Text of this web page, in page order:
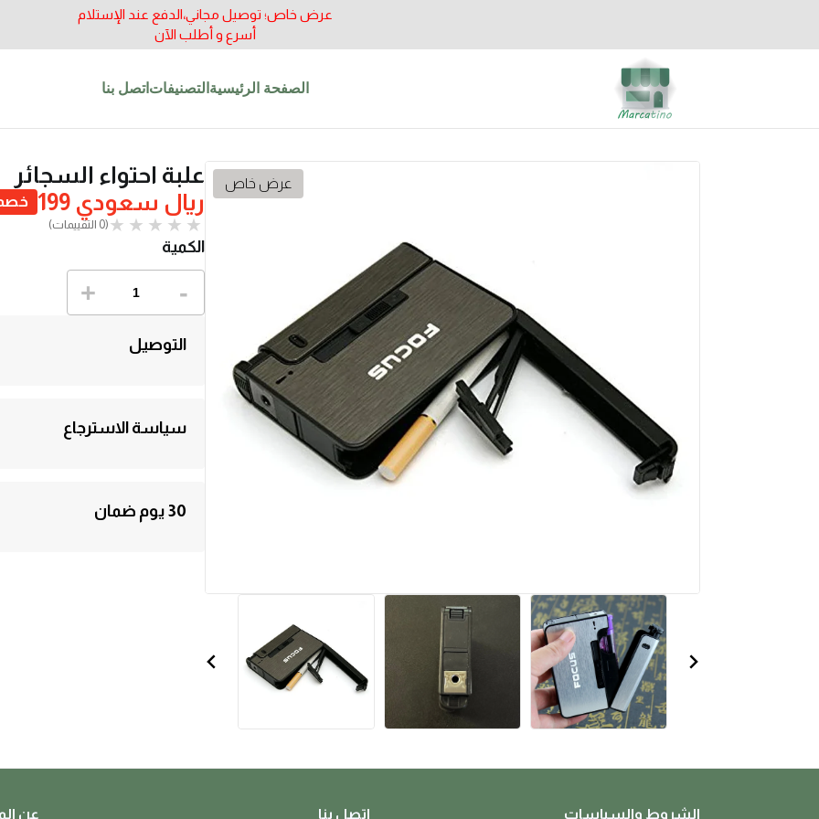
عرض خاص؛ توصيل مجاني،الدفع عند الإستلام
أسرع و أطلب الآن
الصفحة الرئيسيةالتصنيفاتاتصل بنا
عرض خاص
علبة احتواء السجائر
ريال سعودي 199
خصم
(0 التقييمات)
الكمية
-
+
التوصيل
سياسة الاسترجاع
30 يوم ضمان
الشروط والسياسات اتصل بنا عن